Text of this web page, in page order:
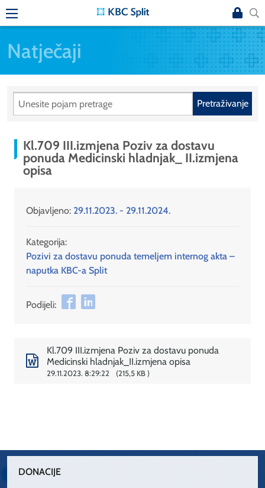
Natječaji
Pretraživanje
Kl.709 III.izmjena Poziv za dostavu
ponuda Medicinski hladnjak_ II.izmjena
opisa
Objavljeno: 29.11.2023. - 29.11.2024.
Kategorija:
Pozivi za dostavu ponuda temeljem internog akta –
naputka KBC-a Split
Podijeli:
Kl.709 III.izmjena Poziv za dostavu ponuda
Medicinski hladnjak_II.izmjena opisa
29.11.2023. 8:29:22 215,5 KB
DONACIJE